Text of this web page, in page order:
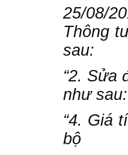
25/08/
Thông
sau:
“2. Sửa
như sau:
“4. Giá
bộ